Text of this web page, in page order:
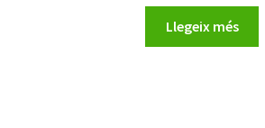
Llegeix més